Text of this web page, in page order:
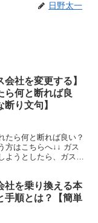
日野太一
会社を変更する】
ら何と断れば良
り文句】
たら何と断れば良い？
方はこちらへ↓↓ ガス
うとしたら、ガス会
社を乗り換える本
手順とは？【簡単